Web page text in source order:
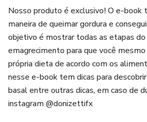
Nosso produto é exclusivo! O e-book
maneira de queimar gordura e
objetivo é mostrar todas as etapas
emagrecimento para que você
própria dieta de acordo com os
nesse e-book tem dicas para
basal entre outras dicas, em caso de
instagram @donizettifx